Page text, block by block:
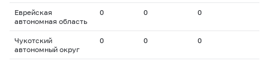
Еврейская
автономная область
0 0 0
Чукотский
автономный округ
0 0 0